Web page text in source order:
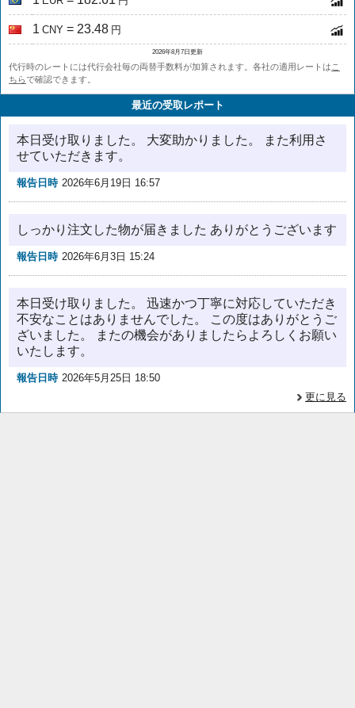
1 CNY = 23.48 円
2026年8月7日更新
代行時のレートには代行会社毎の両替手数料が加算されます。各社の適用レートは こ
ちらで確認できます。
最近の受取レポート
本日受け取りました。 大変助かりました。 また利用さ
せていただきます。
報告日時 2026年6月19日 16:57
しっかり注文した物が届きました ありがとうございます
報告日時 2026年6月3日 15:24
本日受け取りました。 迅速かつ丁寧に対応していただき
不安なことはありませんでした。 この度はありがとうご
ざいました。 またの機会がありましたらよろしくお願い
いたします。
報告日時 2026年5月25日 18:50
更に見る